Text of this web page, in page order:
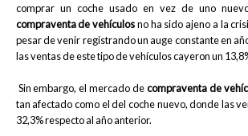
comprar un coche usado en vez de uno
compraventa de vehículosno ha sido ajeno a la
pesar de venir registrando un auge constante en
las ventas de este tipo de vehículos cayeron un
Sin embargo, el mercado decompraventa de
tan afectado como el del coche nuevo, donde las
32,3% respecto al año anterior.